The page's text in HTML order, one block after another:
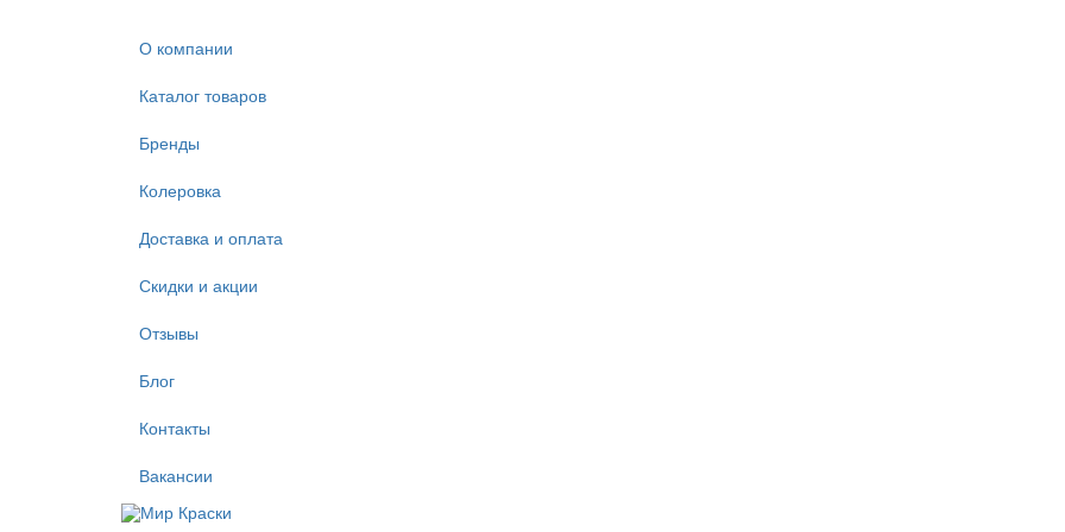
О компании
Каталог товаров
Бренды
Колеровка
Доставка и оплата
Скидки и акции
Отзывы
Блог
Контакты
Вакансии